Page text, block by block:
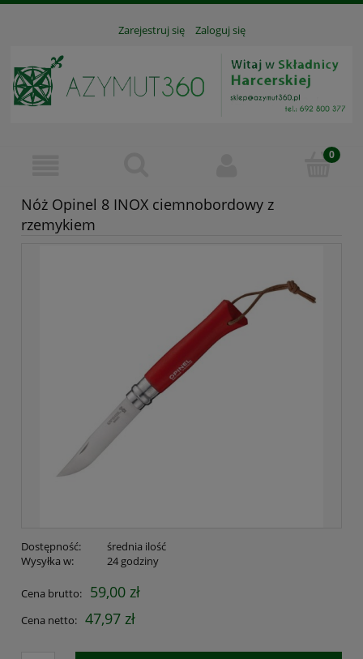
Zarejestruj się Zaloguj się
Nóż Opinel 8 INOX ciemnobordowy z
rzemykiem
Dostępność:
średnia ilość
Wysyłka w:
24 godziny
Cena brutto: 59,00 zł
Cena netto: 47,97 zł